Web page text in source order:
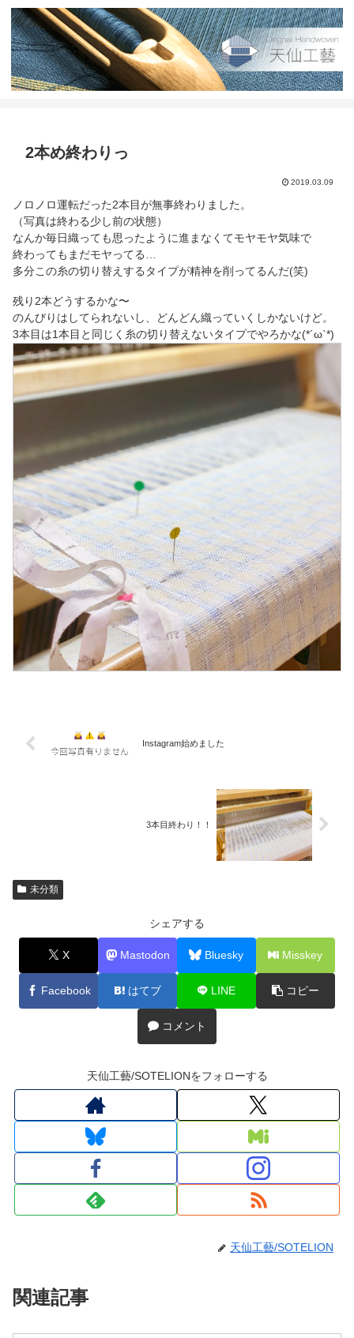
2本め終わりっ
2019.03.09
ノロノロ運転だった2本目が無事終わりました。
（写真は終わる少し前の状態）
なんか毎日織っても思ったように進まなくてモヤモヤ気味で
終わってもまだモヤってる…
多分この糸の切り替えするタイプが精神を削ってるんだ(笑)
残り2本どうするかな〜
のんびりはしてられないし、どんどん織っていくしかないけど。
3本目は1本目と同じく糸の切り替えないタイプでやろかな(*´ω`*)
Instagram始めました
3本目終わり！！
未分類
シェアする
X Mastodon Bluesky Misskey
Facebook はてブ LINE コピー
コメント
天仙工藝/SOTELIONをフォローする
天仙工藝/SOTELION
関連記事